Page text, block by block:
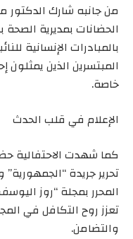
من جانبه شارك الدكتور
الحضانات بمديرية
بالمبادرات الإنسانية
المبتسرين الذين يمثلون
خاصة.
الإعلام في قلب الحدث
كما شهدت الاحتفالية
تحرير جريدة
المحرر بمجلة “روز
تعزز روح التكافل في
والتضامن.